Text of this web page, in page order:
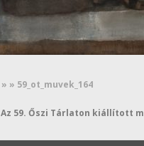
» » 59_ot_muvek_164
Az 59. Őszi Tárlaton kiállított